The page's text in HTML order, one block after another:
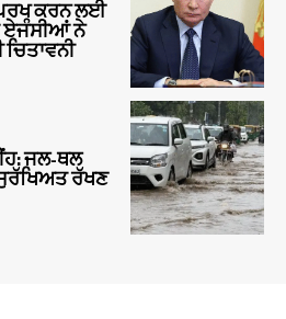
ਪਰਖ ਕਰਨ ਲਈ
ਏਜੰਸੀਆਂ ਨੇ
ਜਲ-ਥਲ
ਰੱਖਣ